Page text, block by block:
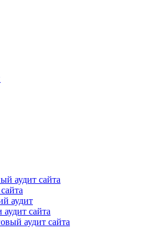
аудит сайта
аудит
сайта
аудит сайта